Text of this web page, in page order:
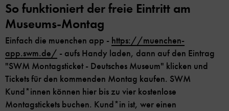
So funktioniert der freie Eintritt am
Museums-Montag
Einfach die muenchen app - https://muenchen-
app.swm.de/ - aufs Handy laden, dann auf den Eintrag
"SWM Montagsticket - Deutsches Museum" klicken und
Tickets für den kommenden Montag kaufen. SWM
Kund*innen können hier bis zu vier kostenlose
Montagstickets buchen. Kund*in ist, wer einen